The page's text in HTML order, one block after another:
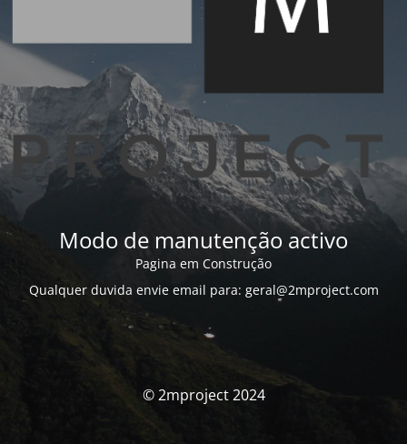
Modo de manutenção activo
Pagina em Construção
Qualquer duvida envie email para: geral@2mproject.com
© 2mproject 2024